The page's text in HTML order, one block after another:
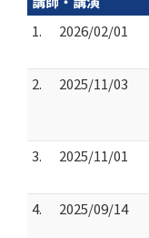
1.
2026/02/01
2.
2025/11/03
3.
2025/11/01
4.
2025/09/14